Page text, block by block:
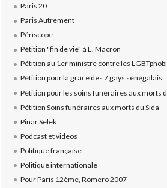
Paris 20
Paris Autrement
Périscope
Pétition "fin de vie" à E. Macron
Pétition au 1er ministre contre les
Pétition pour la grâce des 7 gays sénégalais
Pétition pour les soins funéraires aux morts
Pétition Soins funéraires aux morts du Sida
Pinar Selek
Podcast et videos
Politique française
Politique internationale
Pour Paris 12ème, Romero 2007